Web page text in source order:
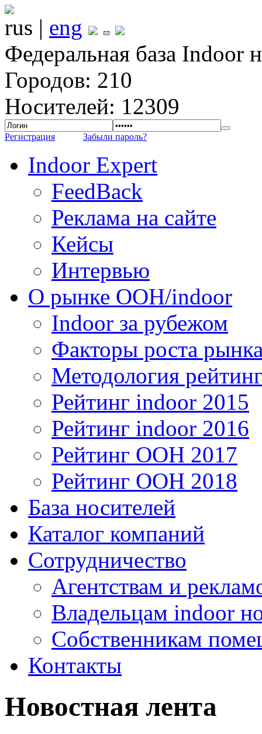
rus | eng
Федеральная база Indoor
Городов: 210
Носителей: 12309
Регистрация Забыли пароль?
Indoor Expert
FeedBack
Реклама на сайте
Кейсы
Интервью
О рынке OOH/indoor
Indoor за рубежом
Факторы роста
Методология
Рейтинг indoor 2015
Рейтинг indoor 2016
Рейтинг OOH 2017
Рейтинг OOH 2018
База носителей
Каталог компаний
Сотрудничество
Агентствам и
Владельцам indoor
Собственникам
Контакты
Новостная лента